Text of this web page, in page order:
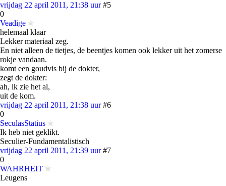
vrijdag 22 april 2011, 21:38 uur #5
0
Veadige
helemaal klaar
Lekker materiaal zeg.
En niet alleen de tietjes, de beentjes komen ook lekker uit het zomerse
rokje vandaan.
komt een goudvis bij de dokter,
zegt de dokter:
ah, ik zie het al,
uit de kom.
vrijdag 22 april 2011, 21:38 uur #6
0
SeculasStatius
Ik heb niet geklikt.
Seculier-Fundamentalistisch
vrijdag 22 april 2011, 21:39 uur #7
0
WAHRHEIT
Leugens